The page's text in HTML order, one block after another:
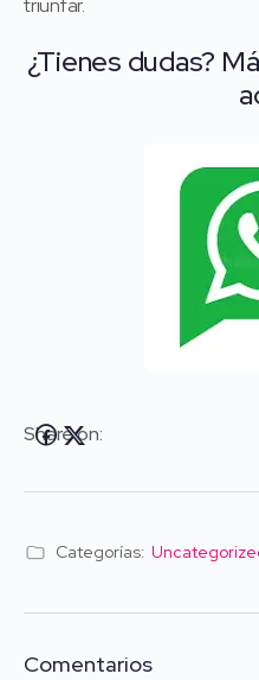
triunfar.
¿Tienes dudas?
Share on:
Categorías:
Comentarios